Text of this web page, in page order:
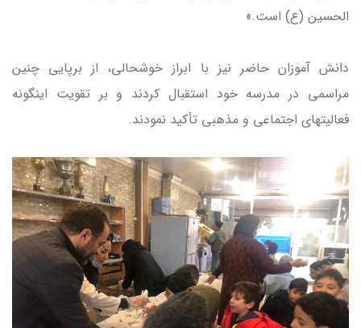
الحسین (ع) است.»
دانش آموزان حاضر نیز با ابراز خوشحالی، از برپایی چنین
مراسمی در مدرسه خود استقبال کردند و بر تقویت اینگونه
فعالیتهای اجتماعی و مذهبی تأکید نمودند.